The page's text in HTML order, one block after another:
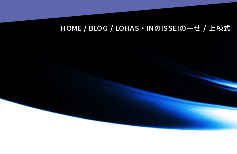
HOME BLOG LOHAS・INのISSEIのーせ 上棟式